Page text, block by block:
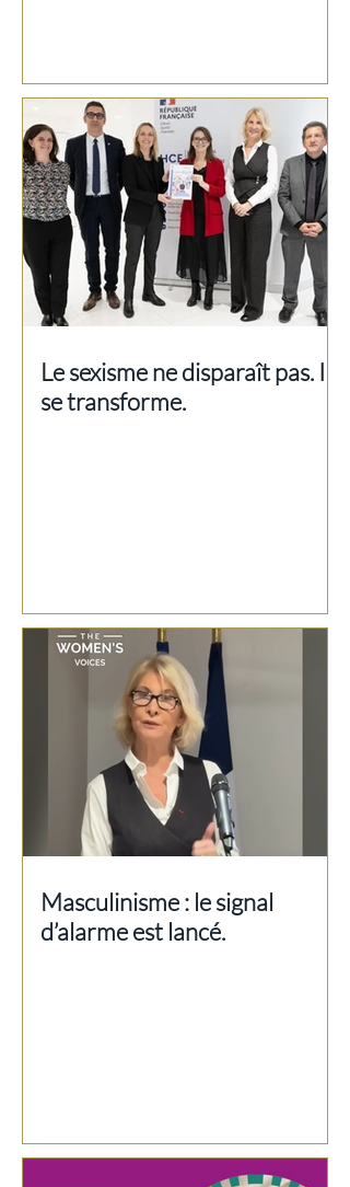
Le sexisme ne disparaît pas. Il
se transforme.
Masculinisme : le signal
d’alarme est lancé.